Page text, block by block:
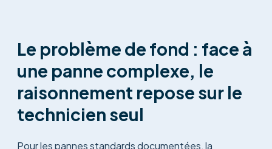
Le problème de fond : face à
une panne complexe, le
raisonnement repose sur le
technicien seul
Pour les pannes standards documentées, la